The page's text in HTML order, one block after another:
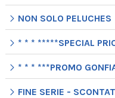
NON SOLO PELUCHES
* * * *****SPECIAL
* * * ***PROMO
FINE SERIE -